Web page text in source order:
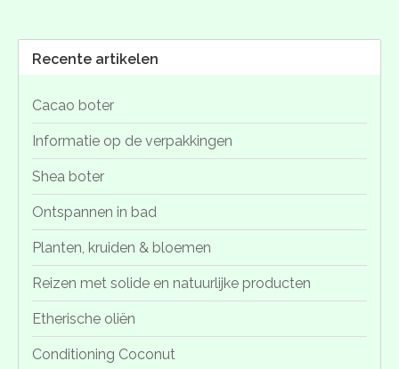
Recente artikelen
Cacao boter
Informatie op de verpakkingen
Shea boter
Ontspannen in bad
Planten, kruiden & bloemen
Reizen met solide en natuurlijke producten
Etherische oliën
Conditioning Coconut